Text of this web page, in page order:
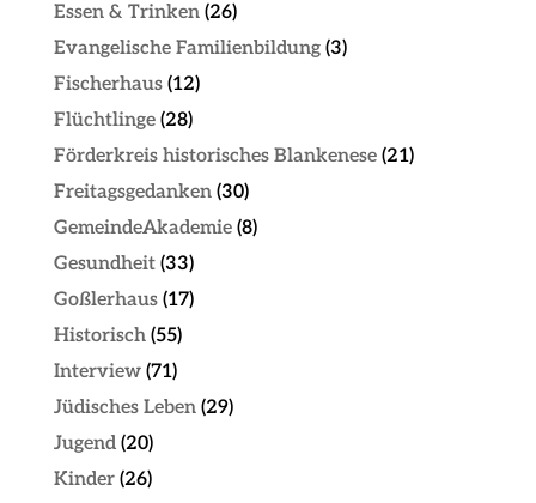
Essen & Trinken(26)
Evangelische Familienbildung(3)
Fischerhaus(12)
Flüchtlinge(28)
Förderkreis historisches Blankenese(21)
Freitagsgedanken(30)
GemeindeAkademie(8)
Gesundheit(33)
Goßlerhaus(17)
Historisch(55)
Interview(71)
Jüdisches Leben(29)
Jugend(20)
Kinder(26)